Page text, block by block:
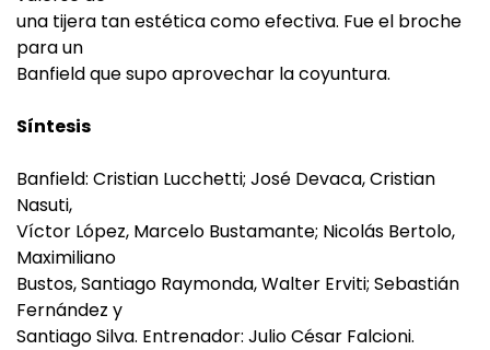
una tijera tan estética como efectiva. Fue el broche
para un
Banfield que supo aprovechar la coyuntura.
Síntesis
Banfield: Cristian Lucchetti; José Devaca, Cristian
Nasuti,
Víctor López, Marcelo Bustamante; Nicolás Bertolo,
Maximiliano
Bustos, Santiago Raymonda, Walter Erviti; Sebastián
Fernández y
Santiago Silva. Entrenador: Julio César Falcioni.